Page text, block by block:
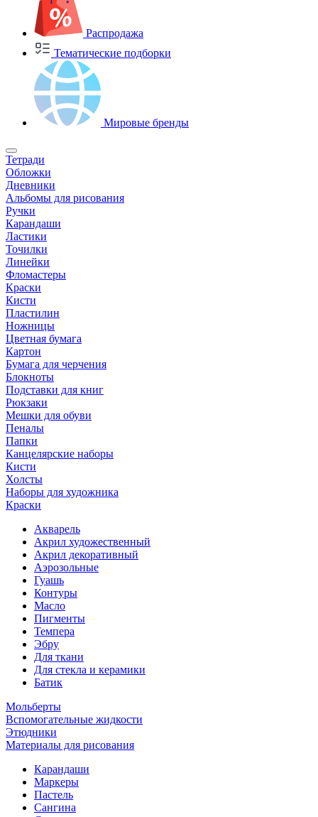
Распродажа
Тематические подборки
Мировые бренды
Тетради
Обложки
Дневники
Альбомы для рисования
Ручки
Карандаши
Ластики
Точилки
Линейки
Фломастеры
Краски
Кисти
Пластилин
Ножницы
Цветная бумага
Картон
Бумага для черчения
Блокноты
Подставки для книг
Рюкзаки
Мешки для обуви
Пеналы
Папки
Канцелярские наборы
Кисти
Холсты
Наборы для художника
Краски
Акварель
Акрил художественный
Акрил декоративный
Аэрозольные
Гуашь
Контуры
Масло
Пигменты
Темпера
Эбру
Для ткани
Для стекла и керамики
Батик
Мольберты
Вспомогательные жидкости
Этюдники
Материалы для рисования
Карандаши
Маркеры
Пастель
Сангина